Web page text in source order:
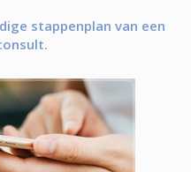
stappenplan van een